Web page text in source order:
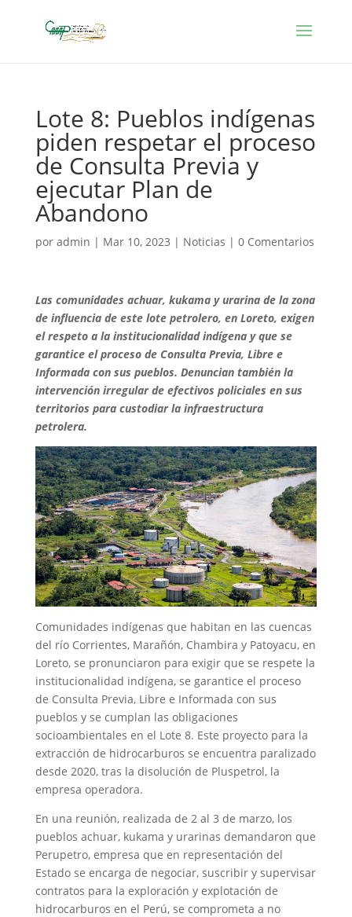
Lote 8: Pueblos indígenas
piden respetar el proceso
de Consulta Previa y
ejecutar Plan de
Abandono
por admin | Mar 10, 2023 | Noticias | 0 Comentarios
Las comunidades achuar, kukama y urarina de la zona
de influencia de este lote petrolero, en Loreto, exigen
el respeto a la institucionalidad indígena y que se
garantice el proceso de Consulta Previa, Libre e
Informada con sus pueblos. Denuncian también la
intervención irregular de efectivos policiales en sus
territorios para custodiar la infraestructura
petrolera.
Comunidades indígenas que habitan en las cuencas
del río Corrientes, Marañón, Chambira y Patoyacu, en
Loreto, se pronunciaron para exigir que se respete la
institucionalidad indígena, se garantice el proceso
de Consulta Previa, Libre e Informada con sus
pueblos y se cumplan las obligaciones
socioambientales en el Lote 8. Este proyecto para la
extracción de hidrocarburos se encuentra paralizado
desde 2020, tras la disolución de Pluspetrol, la
empresa operadora.
En una reunión, realizada de 2 al 3 de marzo, los
pueblos achuar, kukama y urarinas demandaron que
Perupetro, empresa que en representación del
Estado se encarga de negociar, suscribir y supervisar
contratos para la exploración y explotación de
hidrocarburos en el Perú, se comprometa a no